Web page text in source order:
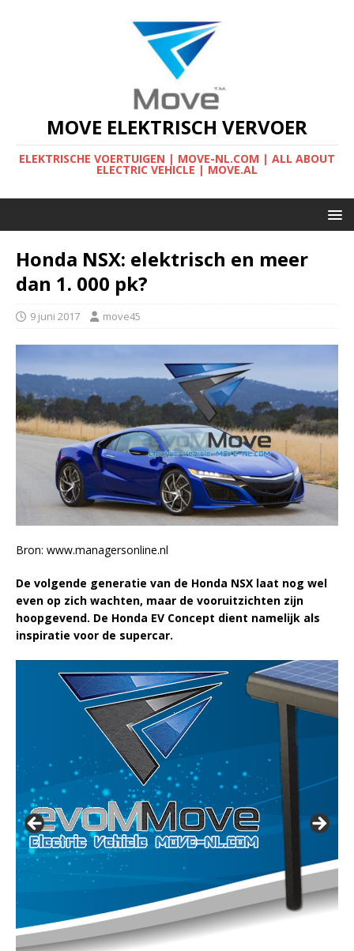
MOVE ELEKTRISCH VERVOER
ELEKTRISCHE VOERTUIGEN | MOVE-NL.COM | ALL ABOUT
ELECTRIC VEHICLE | MOVE.AL
Honda NSX: elektrisch en meer
dan 1. 000 pk?
9 juni 2017 move45
Bron: www.managersonline.nl
De volgende generatie van de Honda NSX laat nog wel
even op zich wachten, maar de vooruitzichten zijn
hoopgevend. De Honda EV Concept dient namelijk als
inspiratie voor de supercar.